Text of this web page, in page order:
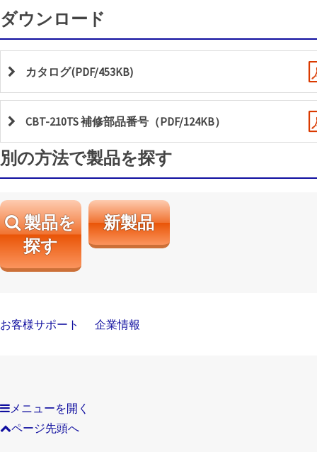
ダウンロード
カタログ(PDF/453KB)
CBT-210TS 補修部品番号（PDF/124KB）
別の方法で製品を探す
製品を
探す
新製品
お客様サポート 企業情報
メニューを開く
ページ先頭へ